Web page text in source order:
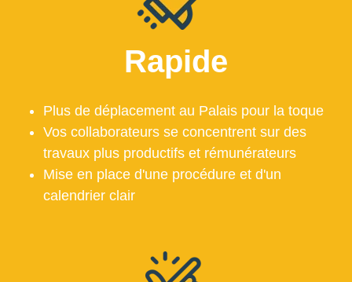
Rapide
Plus de déplacement au Palais pour la toque
Vos collaborateurs se concentrent sur des
travaux plus productifs et rémunérateurs
Mise en place d'une procédure et d'un
calendrier clair